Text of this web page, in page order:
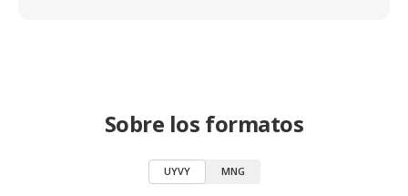
Sobre los formatos
UYVY MNG